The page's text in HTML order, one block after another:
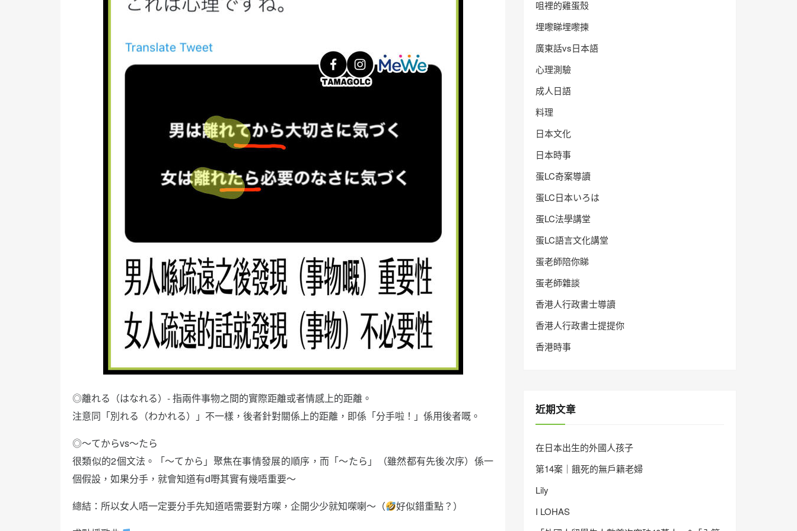
◎離れる（はなれる）- 指兩件事物之間的實際距離或者情感上的距離。
注意同「別れる（わかれる）」不一樣，後者針對關係上的距離，即係「分手啦！」係用後者嘅。
◎〜てからvs〜たら
很類似的2個文法。「～てから」聚焦在事情發展的順序，而「～たら」（雖然都有先後次序）係一
個假設，如果分手，就會知道有d嘢其實有幾唔重要～
總結：所以女人唔一定要分手先知道唔需要對方㗎，企開少少就知㗎喇～（
好似錯重點？）
咀裡的雞蛋殼
埋嚟睇埋嚟揀
廣東話vs日本語
心理測驗
成人日語
料理
日本文化
日本時事
蛋LC奇案導讀
蛋LC日本いろは
蛋LC法學講堂
蛋LC語言文化講堂
蛋老師陪你睇
蛋老師雜談
香港人行政書士導讀
香港人行政書士提提你
香港時事
近期文章
在日本出生的外國人孩子
第14案｜餓死的無戶籍老婦
Lily
I LOHAS